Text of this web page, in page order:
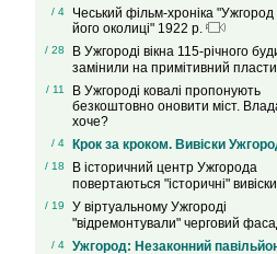
/ 4
Чеський фільм-хроніка "Ужгород
його околиці" 1922 р.
/ 28
В Ужгороді вікна 115-річного
замінили на примітивний
/ 11
В Ужгороді ковалі пропонують
безкоштовно оновити міст.
хоче?
/ 4 Крок за кроком. Вивіски
/ 18
В історичний центр Ужгорода
повертаються "історичні" вивіски
/ 19
У віртуальному Ужгороді
"відремонтували" черговий
/ 4
Ужгород: Незаконний